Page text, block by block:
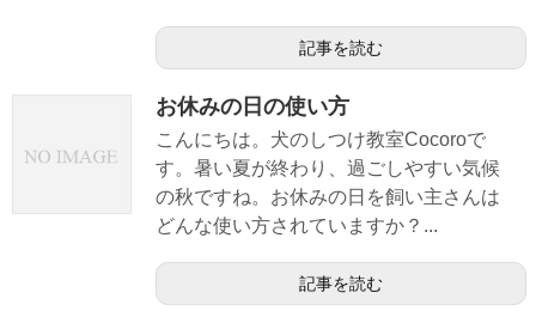
記事を読む
お休みの日の使い方
こんにちは。犬のしつけ教室Cocoroで
す。暑い夏が終わり、過ごしやすい気候
の秋ですね。お休みの日を飼い主さんは
どんな使い方されていますか？...
記事を読む